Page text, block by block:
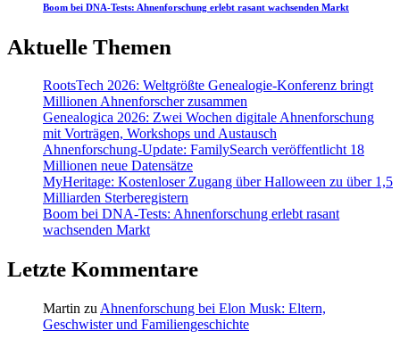
Boom bei DNA-Tests: Ahnenforschung erlebt rasant wachsenden Markt
Aktuelle Themen
RootsTech 2026: Weltgrößte Genealogie-Konferenz bringt
Millionen Ahnenforscher zusammen
Genealogica 2026: Zwei Wochen digitale Ahnenforschung
mit Vorträgen, Workshops und Austausch
Ahnenforschung-Update: FamilySearch veröffentlicht 18
Millionen neue Datensätze
MyHeritage: Kostenloser Zugang über Halloween zu über 1,5
Milliarden Sterberegistern
Boom bei DNA-Tests: Ahnenforschung erlebt rasant
wachsenden Markt
Letzte Kommentare
Martin zu Ahnenforschung bei Elon Musk: Eltern,
Geschwister und Familiengeschichte